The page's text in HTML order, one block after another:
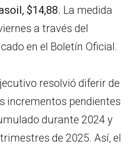
$14,88. La medida
a través del
en el Boletín Oficial.
resolvió diferir de
incrementos pendientes
durante 2024 y
de 2025. Así, el